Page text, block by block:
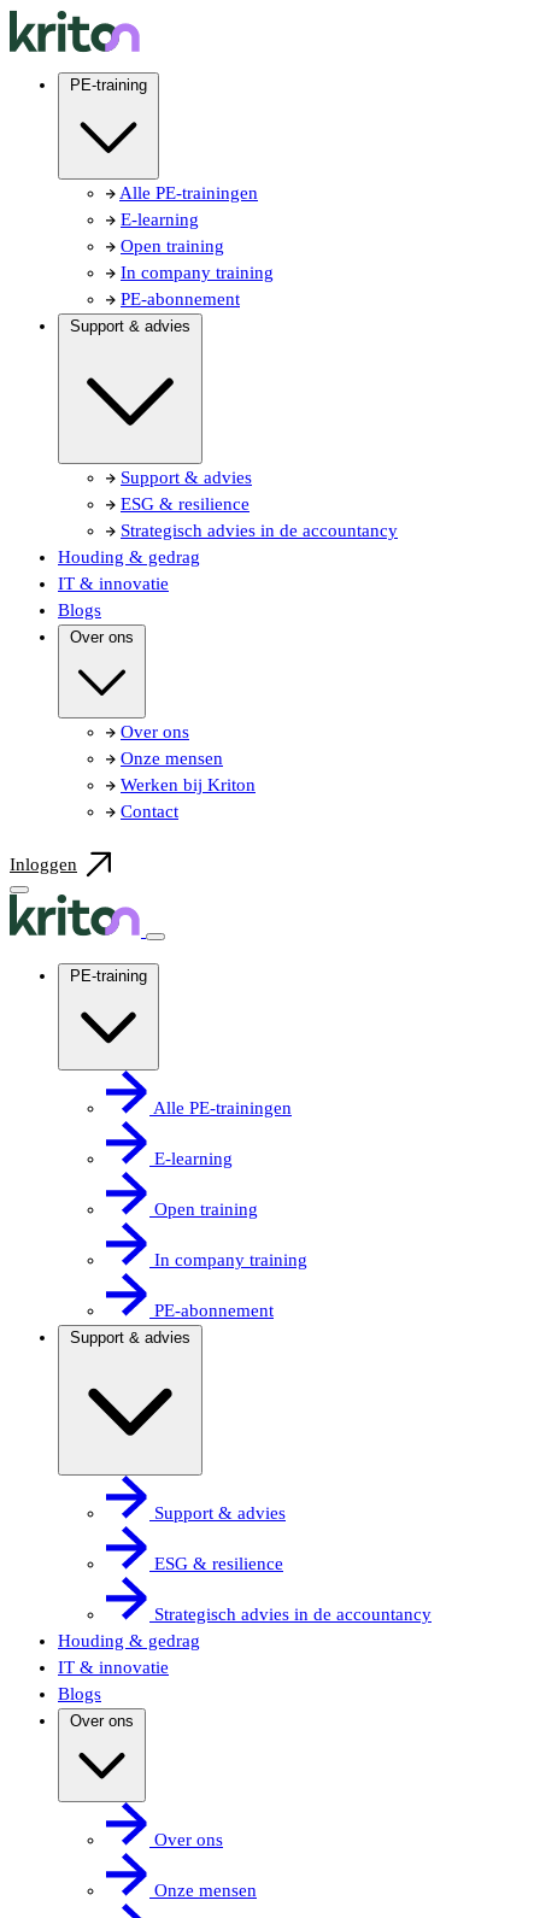
PE-training
Alle PE-trainingen
E-learning
Open training
In company training
PE-abonnement
Support & advies
Support & advies
ESG & resilience
Strategisch advies in de accountancy
Houding & gedrag
IT & innovatie
Blogs
Over ons
Over ons
Onze mensen
Werken bij Kriton
Contact
Inloggen
PE-training
Alle PE-trainingen
E-learning
Open training
In company training
PE-abonnement
Support & advies
Support & advies
ESG & resilience
Strategisch advies in de accountancy
Houding & gedrag
IT & innovatie
Blogs
Over ons
Over ons
Onze mensen